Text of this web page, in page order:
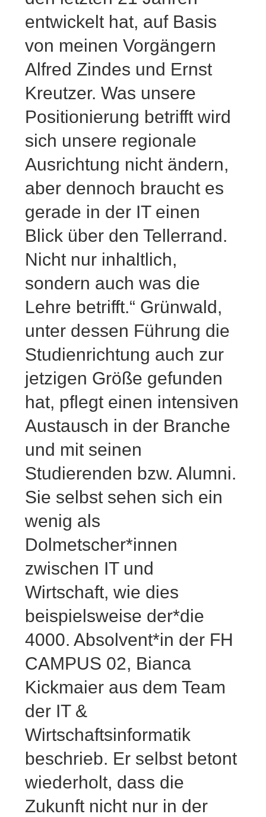
entwickelt hat, auf Basis
von meinen Vorgängern
Alfred Zindes und Ernst
Kreutzer. Was unsere
Positionierung betrifft wird
sich unsere regionale
Ausrichtung nicht ändern,
aber dennoch braucht es
gerade in der IT einen
Blick über den Tellerrand.
Nicht nur inhaltlich,
sondern auch was die
Lehre betrifft.“ Grünwald,
unter dessen Führung die
Studienrichtung auch zur
jetzigen Größe gefunden
hat, pflegt einen intensiven
Austausch in der Branche
und mit seinen
Studierenden bzw. Alumni.
Sie selbst sehen sich ein
wenig als
Dolmetscher*innen
zwischen IT und
Wirtschaft, wie dies
beispielsweise der*die
4000. Absolvent*in der FH
CAMPUS 02, Bianca
Kickmaier aus dem Team
der IT &
Wirtschaftsinformatik
beschrieb. Er selbst betont
wiederholt, dass die
Zukunft nicht nur in der